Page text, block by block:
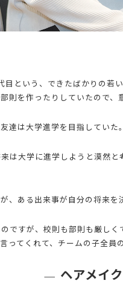
目という、できたばかりの
を作ったりしていたので、
達は大学進学を目指していた。
は大学に進学しようと漠然
、ある出来事が自分の将来を
ですが、校則も部則も厳し
てくれて、チームの子全員
ヘアメイク